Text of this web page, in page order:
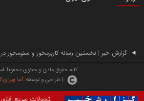
انتشار گسترده محتوا در رسانه گزارش خبر
گزارش خبر | نخستین رسانه کاربرمحور و سئومحور در
کلیه حقوق مادی و معنوی محفوظ
| طراحی و توسعه: آما ویرای